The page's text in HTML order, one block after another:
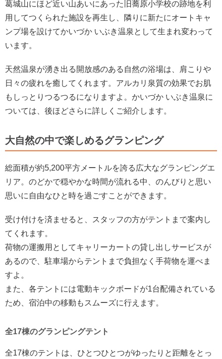
葛城山にほど近い山あいにあった旧蕎原小学校の跡地を利
用してつくられた施設を再生し、隣りに新たにオートキャ
ンプ場を設けてかいづか いぶき温泉として生まれ変わって
います。
天然温泉が湧き出る開放感のある自然の浴場は、肩こりや
日々の疲れを癒してくれます。アルカリ泉質の効果でお肌
もしっとりつるつるになりますよ。かいづか いぶき温泉に
ついては、後ほどさらに詳しくご紹介します。
大自然の中で楽しめるグランピング
総面積が約5,200平方メートルを誇る広大なグランピングエ
リア。のどかで穏やかな時間が流れる中、のんびりと思い
思いに自由なひと時を過ごすことができます。
受け付けを済ませると、スタッフの方がテントまで案内し
てくれます。
荷物の運搬用としてキャリーカートの貸し出しサービスが
あるので、駐車場からテントまで負担なく手荷物を運べま
すよ。
また、各テントには電動キックボードが1台配備されている
ため、宿泊中の移動もスムーズに行えます。
全17棟のグランピングテント
全17棟のテントは、ひとつひとつがゆったりと距離をとっ